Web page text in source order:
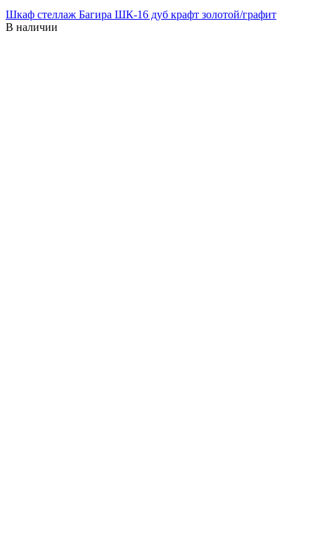
Шкаф стеллаж Багира ШК-16 дуб крафт золотой/графит
В наличии